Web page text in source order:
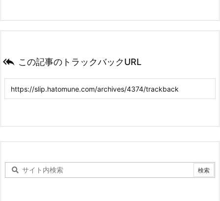
 この記事のトラックバックURL